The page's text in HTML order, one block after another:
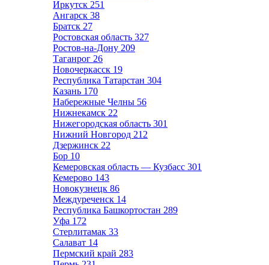
Иркутск 251
Ангарск 38
Братск 27
Ростовская область 327
Ростов-на-Дону 209
Таганрог 26
Новочеркасск 19
Республика Татарстан 304
Казань 170
Набережные Челны 56
Нижнекамск 22
Нижегородская область 301
Нижний Новгород 212
Дзержинск 22
Бор 10
Кемеровская область — Кузбасс 301
Кемерово 143
Новокузнецк 86
Междуреченск 14
Республика Башкортостан 289
Уфа 172
Стерлитамак 33
Салават 14
Пермский край 283